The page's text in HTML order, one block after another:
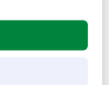
(má vynikající
při dýchacích
vhodná při
POZOR - NUTNO